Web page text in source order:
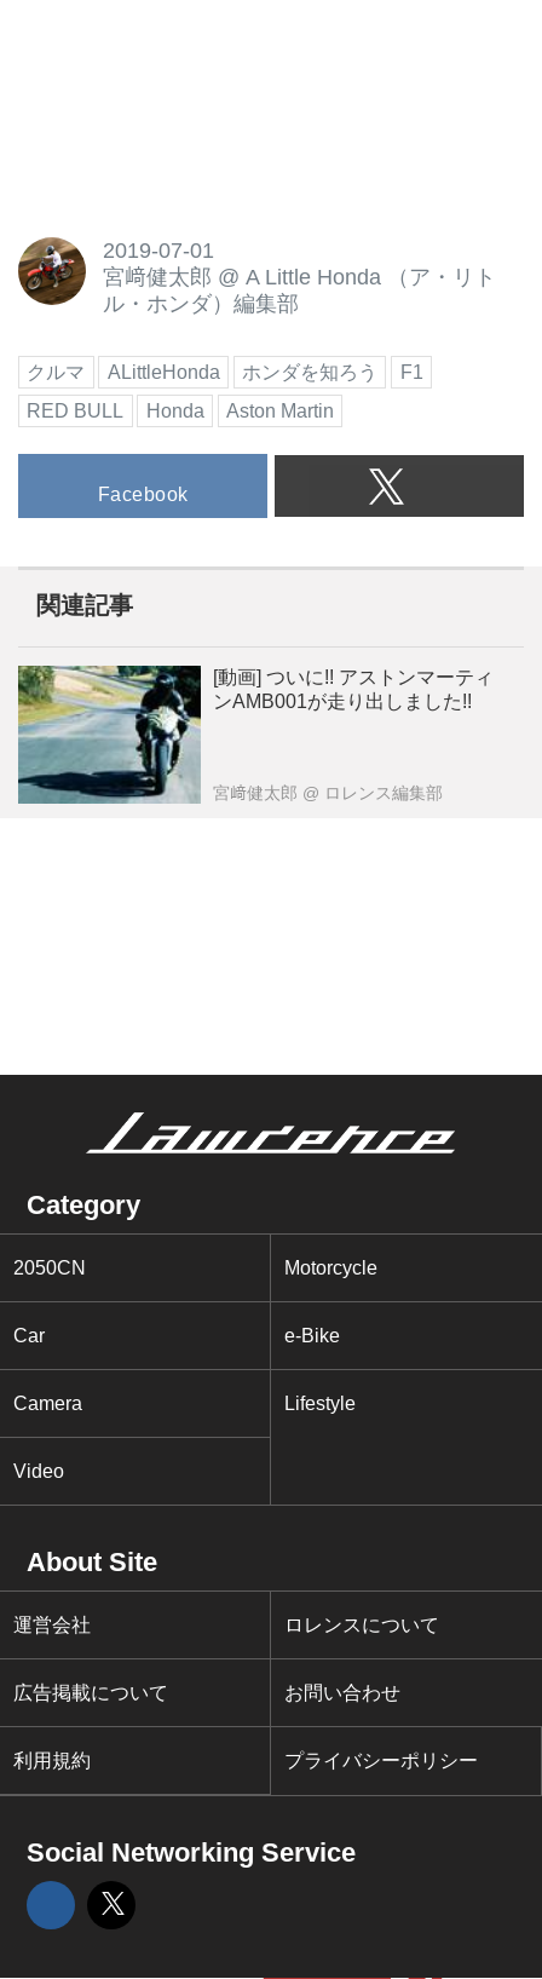
2019-07-01
宮﨑健太郎 @ A Little Honda （ア・リト
ル・ホンダ）編集部
クルマ ALittleHonda ホンダを知ろう
F1
RED BULL
Honda Aston Martin
Facebook
関連記事
[動画] ついに!! アストンマーティ
ンAMB001が走り出しました!!
宮﨑健太郎 @ ロレンス編集部
Category
2050CN Motorcycle
Car e-Bike
Camera Lifestyle
Video
About Site
運営会社 ロレンスについて
広告掲載について お問い合わせ
利用規約 プライバシーポリシー
Social Networking Service